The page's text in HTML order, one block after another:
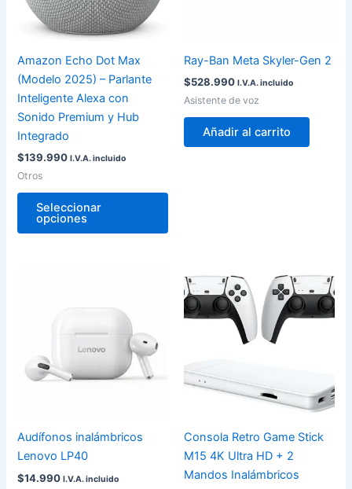
Amazon Echo Dot Max
(Modelo 2025) – Parlante
Inteligente Alexa con
Sonido Premium y Hub
Integrado
$139.990 I.V.A. incluido
Otros
Seleccionar
opciones
elegir
Ray-Ban Meta Skyler-Gen 2
$528.990 I.V.A. incluido
Asistente de voz
Añadir al carrito
Audífonos inalámbricos
Lenovo LP40
$14.990 I.V.A. incluido
Este
producto
tiene
Las
opciones
elegir
Consola Retro Game Stick
M15 4K Ultra HD + 2
Mandos Inalámbricos
se